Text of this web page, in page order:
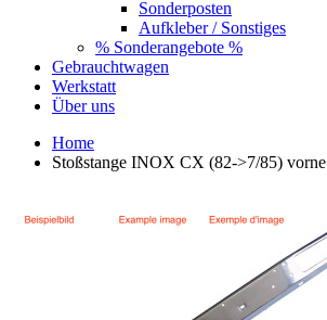
Sonderposten
Aufkleber / Sonstiges
% Sonderangebote %
Gebrauchtwagen
Werkstatt
Über uns
Home
Stoßstange INOX CX (82->7/85)